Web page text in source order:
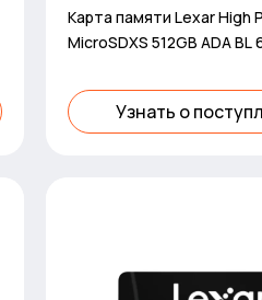
Карта памяти Lexar High
MicroSDXS 512GB ADA BL
Узнать о